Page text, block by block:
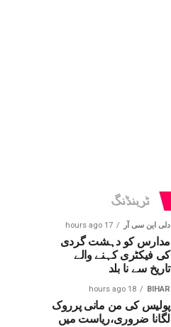
ٹرینڈنگ
دلی این سی آر 17 hours ago
مدارس کو دہشت گردی
کی فیکٹری کہنے والے
تاریخ سے نا بلد
BIHAR
18 hours ago
پولیس کی من مانی پرروک
لگانا ضروری،ریاست میں